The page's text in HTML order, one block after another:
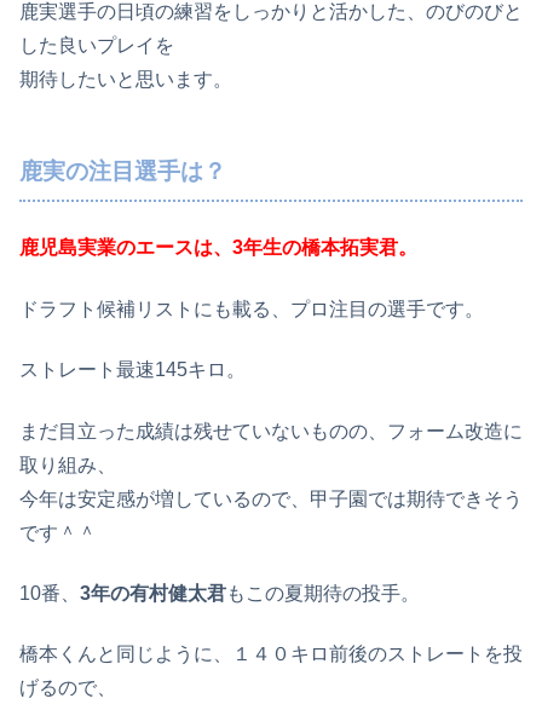
鹿実選手の日頃の練習をしっかりと活かした、のびのびと
した良いプレイを
期待したいと思います。
鹿実の注目選手は？
鹿児島実業のエースは、3年生の橋本拓実君。
ドラフト候補リストにも載る、プロ注目の選手です。
ストレート最速145キロ。
まだ目立った成績は残せていないものの、フォーム改造に
取り組み、
今年は安定感が増しているので、甲子園では期待できそう
です＾＾
10番、 3年の有村健太君もこの夏期待の投手。
橋本くんと同じように、１４０キロ前後のストレートを投
げるので、